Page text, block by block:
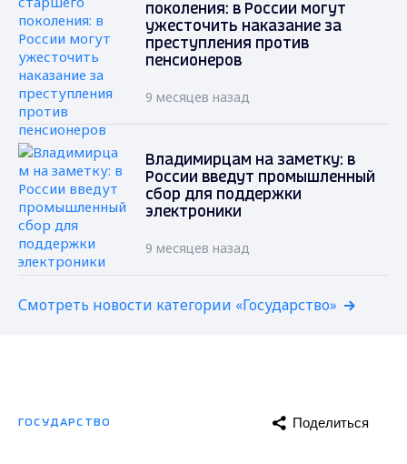
поколения: в России могут
ужесточить наказание за
преступления против
пенсионеров
9 месяцев назад
Владимирцам на заметку: в
России введут промышленный
сбор для поддержки
электроники
9 месяцев назад
Смотреть новости категории «Государство»
ГОСУДАРСТВО Поделиться